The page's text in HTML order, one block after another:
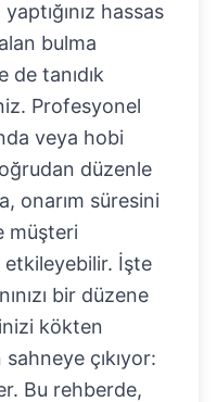
hassas
bulma
de tanıdık
Profesyonel
veya hobi
düzenle
onarım süresini
müşteri
İşte
bir düzene
kökten
çıkıyor:
. Bu rehberde,